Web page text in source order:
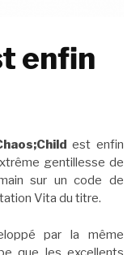
enfin
est enfin
gentillesse de
sur un code de
Vita du titre.
par la même